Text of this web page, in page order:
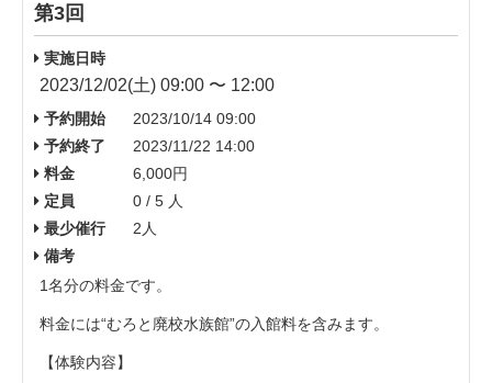
第3回
実施日時
2023/12/02(土) 09:00 〜 12:00
予約開始
2023/10/14 09:00
予約終了
2023/11/22 14:00
料金
6,000円
定員
0 / 5 人
最少催行
2人
備考
1名分の料金です。
料金には“むろと廃校水族館”の入館料を含みます。
【体験内容】